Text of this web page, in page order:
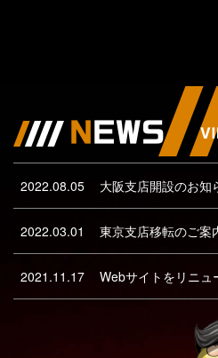
N EWS
2022.08.05 大阪支店開設のお知
2022.03.01 東京支店移転のご案
2021.11.17 Webサイトをリニュ